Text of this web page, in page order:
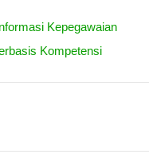
Kepegawaian
Kompetensi